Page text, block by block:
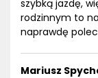
szybką jazdę,
rodzinnym to
naprawdę
Mariusz